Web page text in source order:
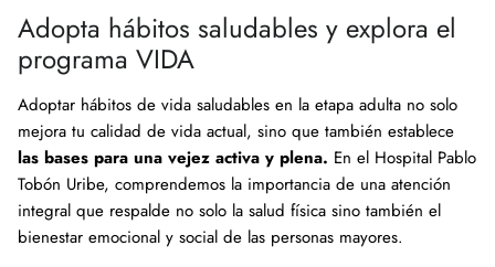
Adopta hábitos saludables y explora el
programa VIDA
Adoptar hábitos de vida saludables en la etapa adulta no solo
mejora tu calidad de vida actual, sino que también establece
las bases para una vejez activa y plena. En el Hospital Pablo
Tobón Uribe, comprendemos la importancia de una atención
integral que respalde no solo la salud física sino también el
bienestar emocional y social de las personas mayores.